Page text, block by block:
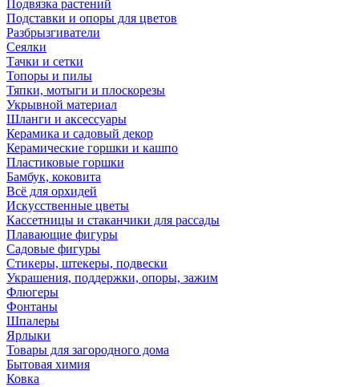
Подвязка растений
Подставки и опоры для цветов
Разбрызгиватели
Сеялки
Тачки и сетки
Топоры и пилы
Тяпки, мотыги и плоскорезы
Укрывной материал
Шланги и аксессуары
Керамика и садовый декор
Керамические горшки и кашпо
Пластиковые горшки
Бамбук, коковита
Всё для орхидей
Искусственные цветы
Кассетницы и стаканчики для рассады
Плавающие фигуры
Садовые фигуры
Стикеры, штекеры, подвески
Украшения, поддержки, опоры, зажим
Флюгеры
Фонтаны
Шпалеры
Ярлыки
Товары для загородного дома
Бытовая химия
Ковка